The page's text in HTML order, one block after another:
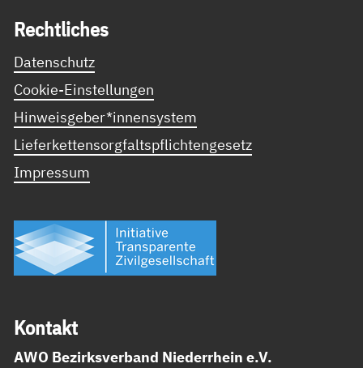
Recht­li­ches
Datenschutz
Cookie-Einstellungen
Hinweisgeber*innensystem
Lieferkettensorgfaltspflichtengesetz
Impressum
Kon­takt
AWO Bezirksverband Niederrhein e.V.